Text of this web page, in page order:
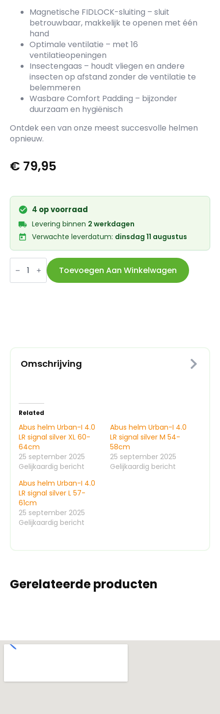
Magnetische FIDLOCK-sluiting – sluit
betrouwbaar, makkelijk te openen met één
hand
Optimale ventilatie – met 16
ventilatieopeningen
Insectengaas – houdt vliegen en andere
insecten op afstand zonder de ventilatie te
belemmeren
Wasbare Comfort Padding – bijzonder
duurzaam en hygiënisch
Ontdek een van onze meest succesvolle helmen
opnieuw.
€ 79,95
4 op voorraad
Levering binnen 2 werkdagen
Verwachte leverdatum: dinsdag 11 augustus
Abus
helm
Urban-
I
Toevoegen Aan Winkelwagen
Omschrijving
Related
Abus helm Urban-I 4.0
LR signal silver XL 60-
64cm
25 september 2025
Gelijkaardig bericht
Abus helm Urban-I 4.0
LR signal silver M 54-
58cm
25 september 2025
Gelijkaardig bericht
Abus helm Urban-I 4.0
LR signal silver L 57-
61cm
25 september 2025
Gelijkaardig bericht
Gerelateerde producten